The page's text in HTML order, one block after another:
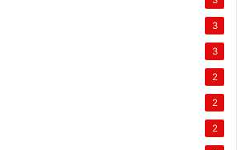
3
3
2
2
2